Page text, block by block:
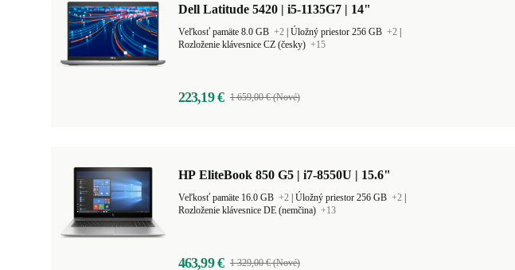
Dell Latitude 5420 | i5-1135G7 | 14"
Veľkosť pamäte 8.0 GB +2 Úložný priestor 256 GB +2
Rozloženie klávesnice CZ (česky) +15
223,19 € 1 659,00 € (Nové)
HP EliteBook 850 G5 | i7-8550U | 15.6"
Veľkosť pamäte 16.0 GB +2 Úložný priestor 256 GB +2
Rozloženie klávesnice DE (nemčina) +13
463,99 € 1 329,00 € (Nové)